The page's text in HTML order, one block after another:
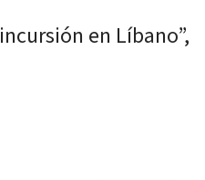
en Líbano”,